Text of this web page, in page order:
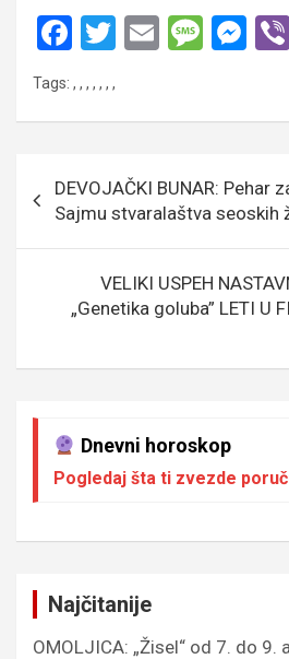
F
ce
o
o
k
T
E
M
g
e
M
g
er
Tags: , , , , , , ,
Кретање
чланка
DEVOJAČKI BUNAR: Pehar
Sajmu stvaralaštva seoskih
VELIKI USPEH
„Genetika goluba” LETI U
Dnevni horoskop
Pogledaj šta ti zvezde
Najčitanije
OMOLJICA: „Žisel“ od 7. do